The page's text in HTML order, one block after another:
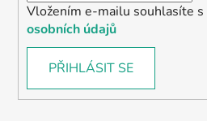
Vložením e-mailu souhlasíte s
osobních údajů
PŘIHLÁSIT SE